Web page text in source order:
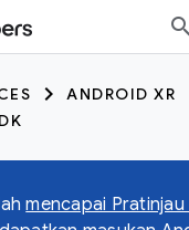
ANDROID XR
mencapai